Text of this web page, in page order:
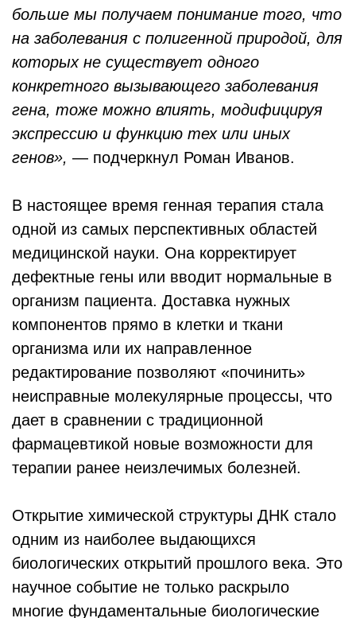
больше мы получаем понимание того, что
на заболевания с полигенной природой, для
которых не существует одного
конкретного вызывающего заболевания
гена, тоже можно влиять, модифицируя
экспрессию и функцию тех или иных
генов», — подчеркнул Роман Иванов.
В настоящее время генная терапия стала
одной из самых перспективных областей
медицинской науки. Она корректирует
дефектные гены или вводит нормальные в
организм пациента. Доставка нужных
компонентов прямо в клетки и ткани
организма или их направленное
редактирование позволяют «починить»
неисправные молекулярные процессы, что
дает в сравнении с традиционной
фармацевтикой новые возможности для
терапии ранее неизлечимых болезней.
Открытие химической структуры ДНК стало
одним из наиболее выдающихся
биологических открытий прошлого века. Это
научное событие не только раскрыло
многие фундаментальные биологические